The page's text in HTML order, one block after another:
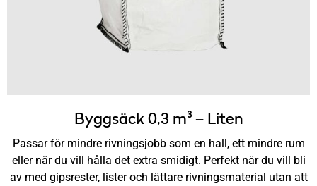
Byggsäck 0,3 m³ – Liten
Passar för mindre rivningsjobb som en hall, ett mindre rum
eller när du vill hålla det extra smidigt. Perfekt när du vill bli
av med gipsrester, lister och lättare rivningsmaterial utan att